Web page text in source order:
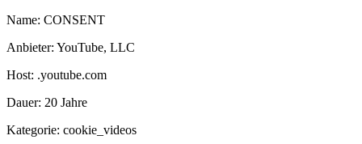
Name: CONSENT
Anbieter: YouTube, LLC
Host: .youtube.com
Dauer: 20 Jahre
Kategorie: cookie_videos